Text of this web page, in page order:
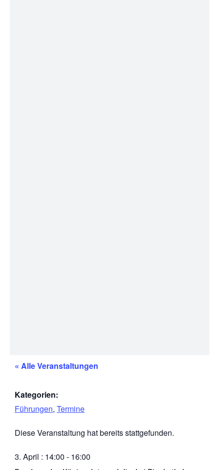
« Alle Veranstaltungen
Kategorien:
Führungen, Termine
Diese Veranstaltung hat bereits stattgefunden.
3. April : 14:00 - 16:00